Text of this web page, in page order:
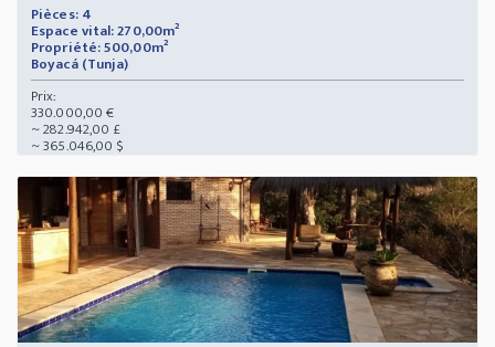
Pièces: 4
Espace vital: 270,00m²
Propriété: 500,00m²
Boyacá (Tunja)
Prix:
330.000,00 €
~ 282.942,00 £
~ 365.046,00 $